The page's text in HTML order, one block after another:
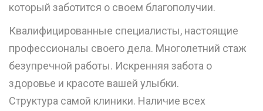
который заботится о своем благополучии.
Квалифицированные специалисты, настоящие
профессионалы своего дела. Многолетний стаж
безупречной работы. Искренняя забота о
здоровье и красоте вашей улыбки.
Структура самой клиники. Наличие всех